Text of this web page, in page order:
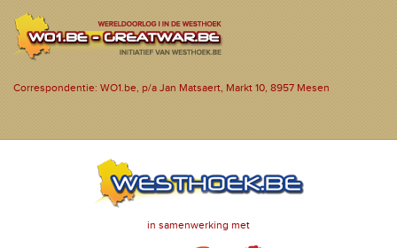
Correspondentie: WO1.be, p/a Jan Matsaert, Markt 10, 8957 Mesen
in samenwerking met